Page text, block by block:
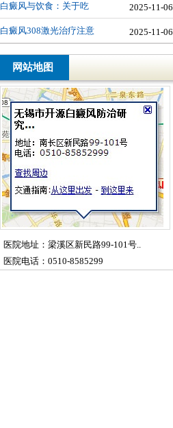
白癜风与饮食：关于吃 2025-11-06
白癜风308激光治疗注意 2025-11-06
网站地图
医院地址：梁溪区新民路99-101号..
医院电话：0510-8585299